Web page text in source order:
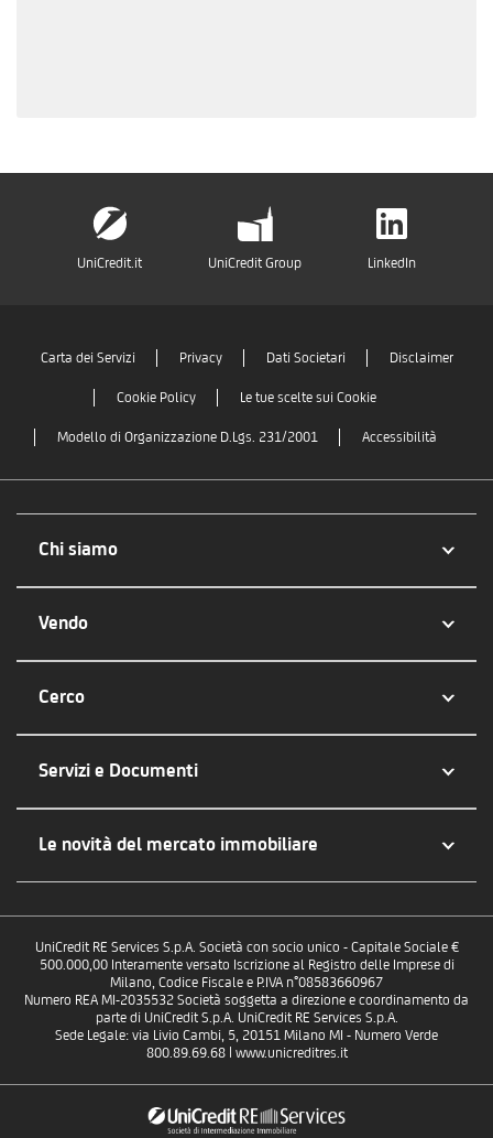
UniCredit.it UniCredit Group LinkedIn
Carta dei Servizi Privacy Dati Societari Disclaimer
Cookie Policy Le tue scelte sui Cookie
Modello di Organizzazione D.Lgs. 231/2001 Accessibilità
Chi siamo
Vendo
Cerco
Servizi e Documenti
Le novità del mercato immobiliare
UniCredit RE Services S.p.A. Società con socio unico - Capitale Sociale €
500.000,00 Interamente versato Iscrizione al Registro delle Imprese di
Milano, Codice Fiscale e P.IVA n°08583660967
Numero REA MI-2035532 Società soggetta a direzione e coordinamento da
parte di UniCredit S.p.A. UniCredit RE Services S.p.A.
Sede Legale: via Livio Cambi, 5, 20151 Milano MI - Numero Verde
800.89.69.68 | www.unicreditres.it